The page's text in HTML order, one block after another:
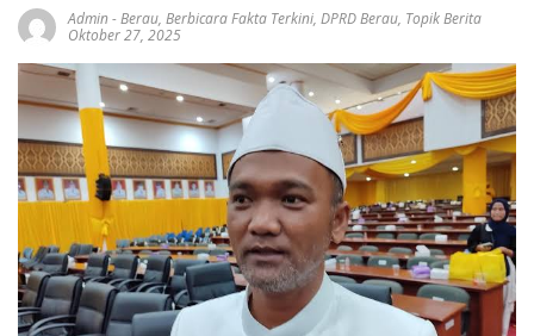
Admin-Berau, Berbicara Fakta Terkini, DPRD Berau, Topik Berita
Oktober 27, 2025